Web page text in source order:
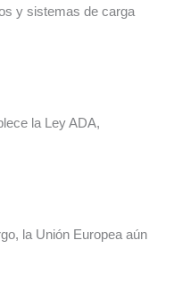
y sistemas de carga
la Ley ADA,
la Unión Europea aún